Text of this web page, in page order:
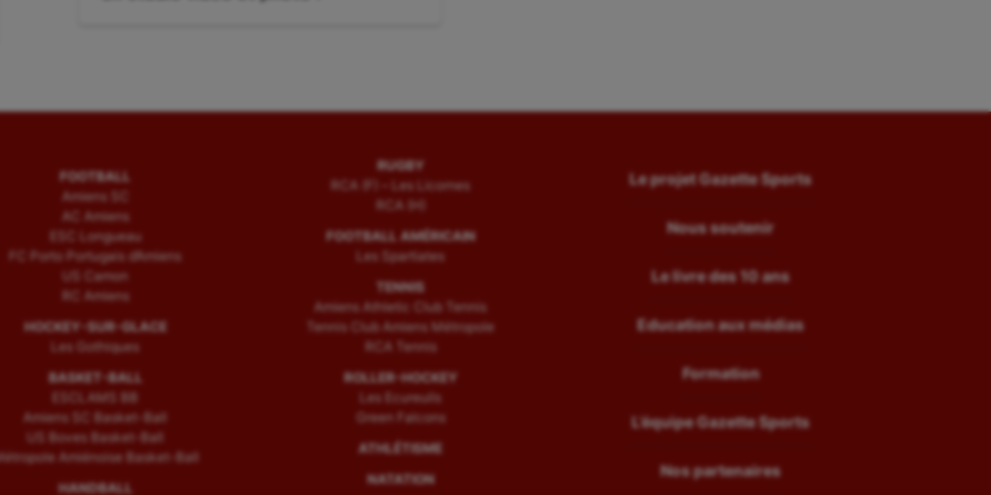
FOOTBALL
Amiens SC
AC Amiens
ESC Longueau
FC Porto Portugais d’Amiens
US Camon
RC Amiens
HOCKEY-SUR-GLACE
Les Gothiques
BASKET-BALL
ESCLAMS BB
Amiens SC Basket-Ball
US Boves Basket-Ball
Amiénoise Basket-Ball
HANDBALL
RUGBY
RCA (F) – Les Licornes
RCA (H)
FOOTBALL AMÉRICAIN
Les Spartiates
TENNIS
Amiens Athletic Club Tennis
Tennis Club Amiens Métropole
RCA Tennis
ROLLER-HOCKEY
Les Ecureuils
Green Falcons
ATHLÉTISME
NATATION
Le projet Gazette Sports
Nous soutenir
Le livre des 10 ans
Education aux médias
Formation
L’équipe Gazette Sports
Nos partenaires